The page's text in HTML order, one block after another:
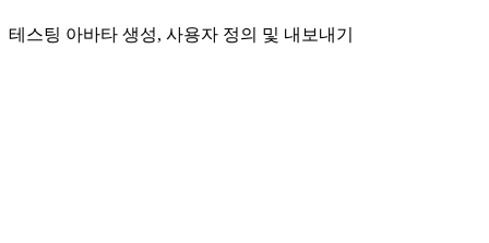
테스팅 아바타 생성, 사용자 정의 및 내보내기